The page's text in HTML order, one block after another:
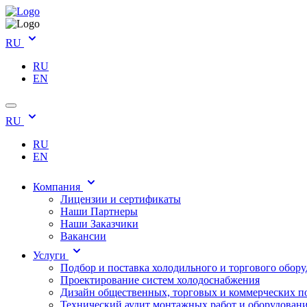
RU
RU
EN
RU
RU
EN
Компания
Лицензии и сертификаты
Наши Партнеры
Наши Заказчики
Вакансии
Услуги
Подбор и поставка холодильного и торгового
Проектирование систем холодоснабжения
Дизайн общественных, торговых и коммерческих
Технический аудит монтажных работ и